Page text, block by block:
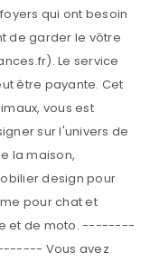
qui ont besoin
de garder le vôtre
Le service
être payante. Cet
vous est
sur l'univers de
la maison,
design pour
pour chat et
et de moto. --------
Vous avez